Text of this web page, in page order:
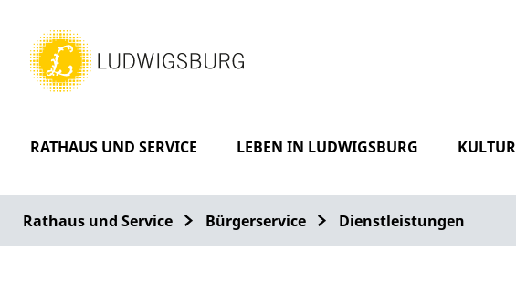
RATHAUS UND SERVICE LEBEN IN LUDWIGSBURG
Rathaus und Service Bürgerservice Dienstleistungen